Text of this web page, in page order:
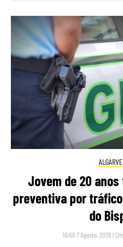
ALGARVE
Jovem de 20
preventiva por
do
10:50 7 Agosto, 2026 |